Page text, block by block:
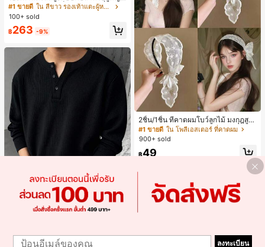
สไตล์คลาสสิก สีบล็อก สไตล์แฟรี่ฤดูร้อ
น ส้นเข็ม รองเท้าแตะแบบคีบ รองเท้าแ
ตะชายหาดแฟชั่นสายไขว้ รองเท้าผู้ห
ญิง สำหรับออฟฟิศ บ้าน กลางแจ้ง ดีไซ
น์หัวเหลี่ยม ชิคและหรูหรา สำหรับเดทไ
นท์
#1 ขายดี
ใน สีขาว รองเท้าแตะผู้หญิง
100+ sold
฿263 -9%
Save ฿14
Blueprint Man เสื้อยืดผู้ชาย 1 ชิ้น คอเ
ฮนลีย์ ผ้าถักลายวาฟเฟิล คอวีเล็ก ทรงห
#1 ขายดี ใน มีรอยบาก เสื้อยืดผู้ชาย
2ชิ้น/1ชิ้น ที่คาดผมโบว์ลูกไม้ มงกุฎสูง
แถบกว้าง สีดำ สีขาว สำหรับใส่ประจำ
วัน กิ๊บติดผม ยางรัดผม (ลายปักดอกไม้
#1 ขายดี ใน โพลีเอสเตอร์ ที่คาดผม
900+ sold
฿49
1
ลงทะเบียน